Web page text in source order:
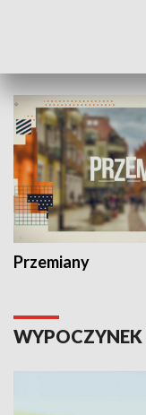
Przemiany
WYPOCZYNEK